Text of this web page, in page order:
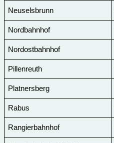
Neuselsbrunn
Nordbahnhof
Nordostbahnhof
Pillenreuth
Platnersberg
Rabus
Rangierbahnhof